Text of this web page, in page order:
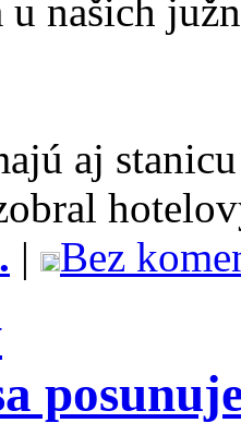
u našich
aj
| Bez